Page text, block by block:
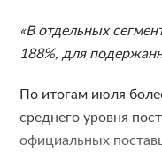
«В отдельных
188%, для
По итогам июля
среднего уровня
официальных